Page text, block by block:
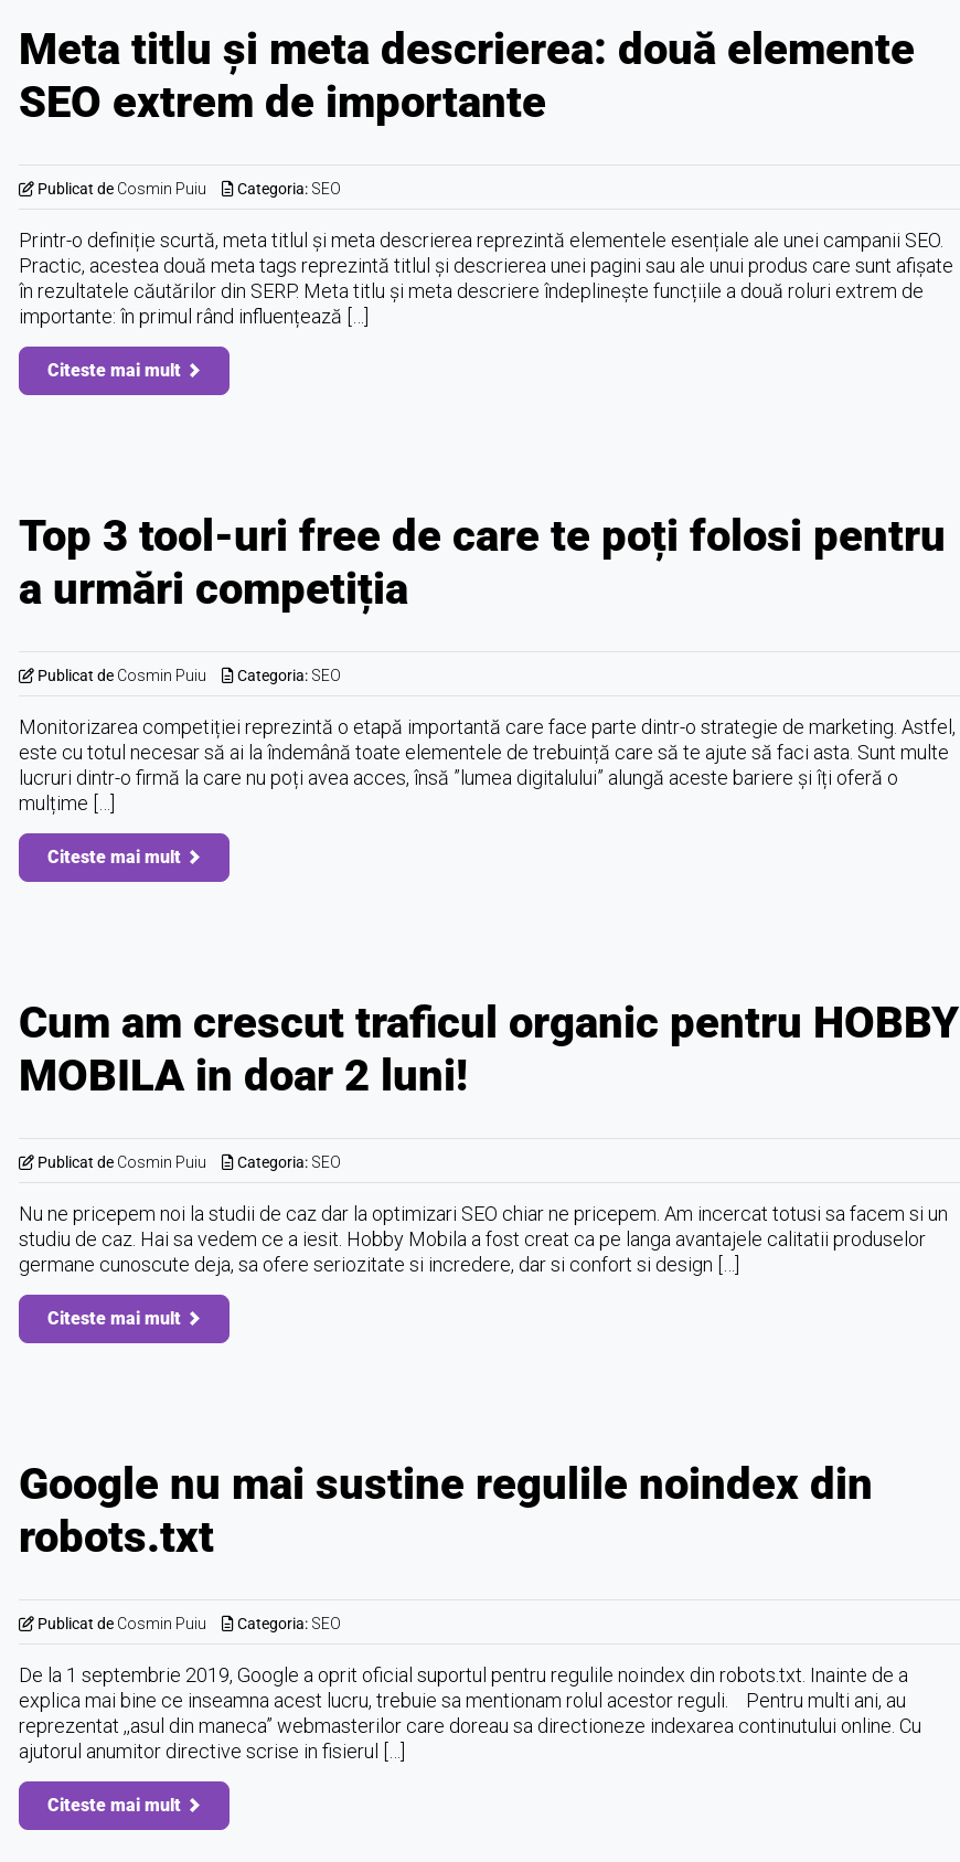
Meta titlu și meta descrierea: două elemente
SEO extrem de importante
Publicat de Cosmin Puiu Categoria: SEO
Printr-o definiție scurtă, meta titlul și meta descrierea reprezintă elementele esențiale ale unei campanii SEO.
Practic, acestea două meta tags reprezintă titlul și descrierea unei pagini sau ale unui produs care sunt afișate
în rezultatele căutărilor din SERP. Meta titlu și meta descriere îndeplinește funcțiile a două roluri extrem de
importante: în primul rând influențează […]
Citeste mai mult
Top 3 tool-uri free de care te poți folosi pentru
a urmări competiția
Publicat de Cosmin Puiu Categoria: SEO
Monitorizarea competiției reprezintă o etapă importantă care face parte dintr-o strategie de marketing. Astfel,
este cu totul necesar să ai la îndemână toate elementele de trebuință care să te ajute să faci asta. Sunt multe
lucruri dintr-o firmă la care nu poți avea acces, însă ”lumea digitalului” alungă aceste bariere și îți oferă o
mulțime […]
Citeste mai mult
Cum am crescut traficul organic pentru HOBBY
MOBILA in doar 2 luni!
Publicat de Cosmin Puiu Categoria: SEO
Nu ne pricepem noi la studii de caz dar la optimizari SEO chiar ne pricepem. Am incercat totusi sa facem si un
studiu de caz. Hai sa vedem ce a iesit. Hobby Mobila a fost creat ca pe langa avantajele calitatii produselor
germane cunoscute deja, sa ofere seriozitate si incredere, dar si confort si design […]
Citeste mai mult
Google nu mai sustine regulile noindex din
robots.txt
Publicat de Cosmin Puiu Categoria: SEO
De la 1 septembrie 2019, Google a oprit oficial suportul pentru regulile noindex din robots.txt. Inainte de a
explica mai bine ce inseamna acest lucru, trebuie sa mentionam rolul acestor reguli. Pentru multi ani, au
reprezentat ,,asul din maneca” webmasterilor care doreau sa directioneze indexarea continutului online. Cu
ajutorul anumitor directive scrise in fisierul […]
Citeste mai mult